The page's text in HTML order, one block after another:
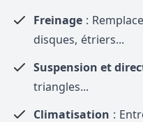
Freinage :
disques, étriers...
Suspension et
triangles...
Climatisation :